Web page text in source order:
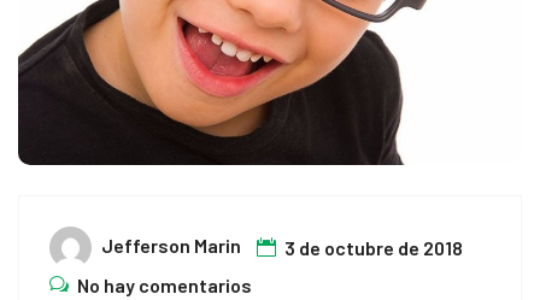
Jefferson Marin
3 de octubre de 2018
No hay comentarios